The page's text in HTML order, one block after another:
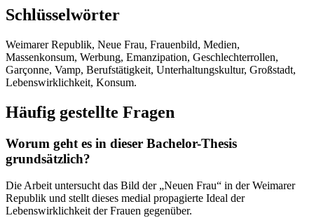
Schlüsselwörter
Weimarer Republik, Neue Frau, Frauenbild, Medien,
Massenkonsum, Werbung, Emanzipation, Geschlechterrollen,
Garçonne, Vamp, Berufstätigkeit, Unterhaltungskultur, Großstadt,
Lebenswirklichkeit, Konsum.
Häufig gestellte Fragen
Worum geht es in dieser Bachelor-Thesis
grundsätzlich?
Die Arbeit untersucht das Bild der „Neuen Frau“ in der Weimarer
Republik und stellt dieses medial propagierte Ideal der
Lebenswirklichkeit der Frauen gegenüber.